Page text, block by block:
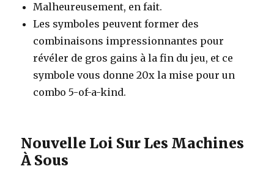
Malheureusement, en fait.
Les symboles peuvent former des
combinaisons impressionnantes pour
révéler de gros gains à la fin du jeu, et ce
symbole vous donne 20x la mise pour un
combo 5-of-a-kind.
Nouvelle Loi Sur Les Machines
À Sous